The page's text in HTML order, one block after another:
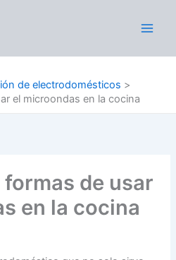
de electrodomésticos
el microondas en la cocina
de usar
en la cocina